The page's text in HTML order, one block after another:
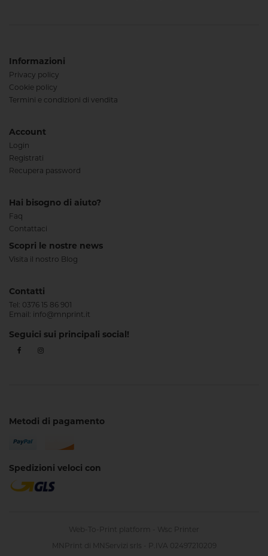
Informazioni
Privacy policy
Cookie policy
Termini e condizioni di vendita
Account
Login
Registrati
Recupera password
Hai bisogno di aiuto?
Faq
Contattaci
Scopri le nostre news
Visita il nostro Blog
Contatti
Tel: 0376 15 86 901
Email: info@mnprint.it
Seguici sui principali social!
Metodi di pagamento
Spedizioni veloci con
Web-To-Print platform -
Wsc Printer
MNPrint di MNServizi srls - P.IVA 02497210209